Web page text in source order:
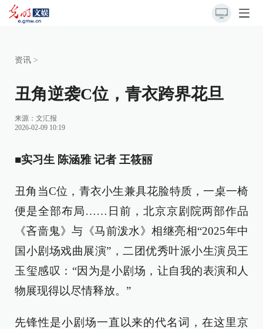
资讯 >
丑角逆袭C位，青衣跨界花旦
来源： 文汇报
2026-02-09 10:19
■实习生 陈涵雅 记者 王筱丽
丑角当C位，青衣小生兼具花脸特质，一桌一椅
便是全部布局……日前，北京京剧院两部作品
《吝啬鬼》与《马前泼水》相继亮相“2025年中
国小剧场戏曲展演”，二团优秀叶派小生演员王
玉玺感叹：“因为是小剧场，让自我的表演和人
物展现得以尽情释放。”
先锋性是小剧场一直以来的代名词，在这里京